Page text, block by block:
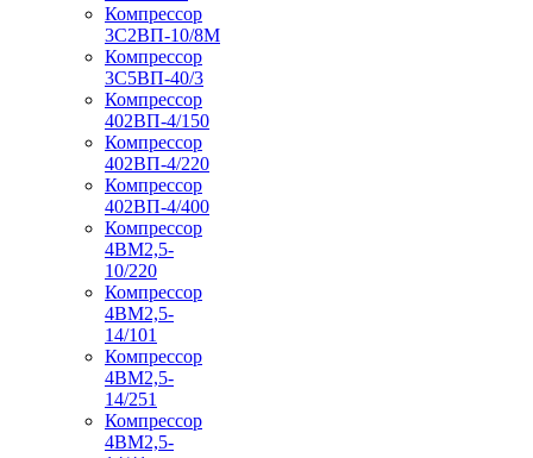
Компрессор
3С2ВП-10/8М
Компрессор
3С5ВП-40/3
Компрессор
402ВП-4/150
Компрессор
402ВП-4/220
Компрессор
402ВП-4/400
Компрессор
4ВМ2,5-
10/220
Компрессор
4ВМ2,5-
14/101
Компрессор
4ВМ2,5-
14/251
Компрессор
4ВМ2,5-